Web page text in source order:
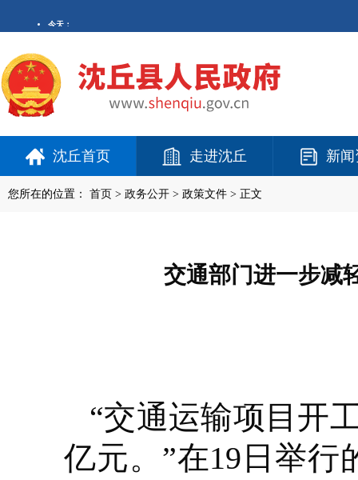
沈丘首页 走进沈丘 新
您所在的位置： 首页 > 政务公开 > 政策文件 > 正文
交通部门进一步减
“交通运输项目开
亿元。”在19日举行